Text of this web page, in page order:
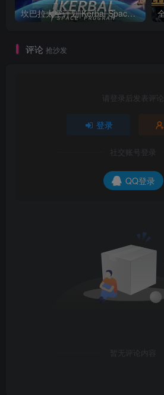
坎巴拉太空计划|Kerbal Space Program|1.12.5.3190|整合全DLC
评论 抢沙发
请登录后发表评论
登录
社交账号登录
QQ登录
暂无评论内容